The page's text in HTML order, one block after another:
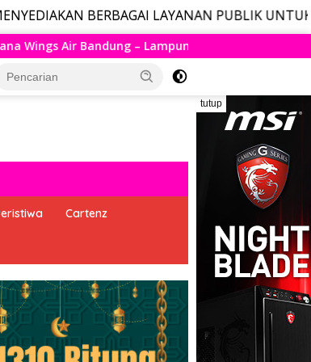
LAYANAN PUBLIK UNTUK
Mengudara, Husein Kembali Layani Rute
tutup
Cartenz